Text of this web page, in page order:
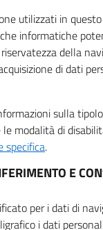
utilizzati in
informatiche
della
di dati
sulla
modalità di
specifica.
E
per i dati di
i dati